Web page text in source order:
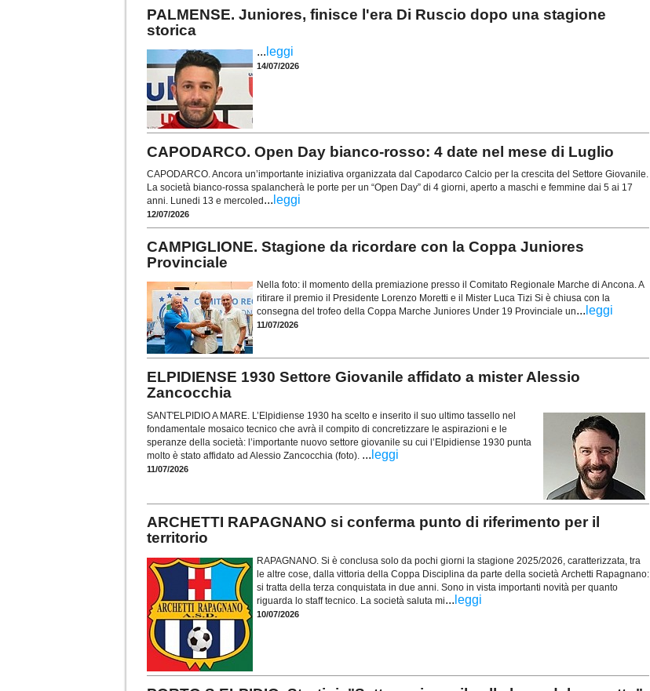
PALMENSE. Juniores, finisce l'era Di Ruscio dopo una stagione
storica
... leggi
14/07/2026
CAPODARCO. Open Day bianco-rosso: 4 date nel mese di Luglio
CAPODARCO. Ancora un’importante iniziativa organizzata dal Capodarco Calcio per la crescita del Settore Giovanile.
La società bianco-rossa spalancherà le porte per un “Open Day” di 4 giorni, aperto a maschi e femmine dai 5 ai 17
anni. Lunedi 13 e mercoled ... leggi
12/07/2026
CAMPIGLIONE. Stagione da ricordare con la Coppa Juniores
Provinciale
Nella foto: il momento della premiazione presso il Comitato Regionale Marche di Ancona. A
ritirare il premio il Presidente Lorenzo Moretti e il Mister Luca Tizi Si è chiusa con la
consegna del trofeo della Coppa Marche Juniores Under 19 Provinciale un... leggi
11/07/2026
ELPIDIENSE 1930 Settore Giovanile affidato a mister Alessio
Zancocchia
SANT'ELPIDIO A MARE. L’Elpidiense 1930 ha scelto e inserito il suo ultimo tassello nel
fondamentale mosaico tecnico che avrà il compito di concretizzare le aspirazioni e le
speranze della società: l’importante nuovo settore giovanile su cui l’Elpidiense 1930 punta
molto è stato affidato ad Alessio Zancocchia (foto). ... leggi
11/07/2026
ARCHETTI RAPAGNANO si conferma punto di riferimento per il
territorio
RAPAGNANO. Si è conclusa solo da pochi giorni la stagione 2025/2026, caratterizzata, tra
le altre cose, dalla vittoria della Coppa Disciplina da parte della società Archetti Rapagnano:
si tratta della terza conquistata in due anni. Sono in vista importanti novità per quanto
riguarda lo staff tecnico. La società saluta mi... leggi
10/07/2026